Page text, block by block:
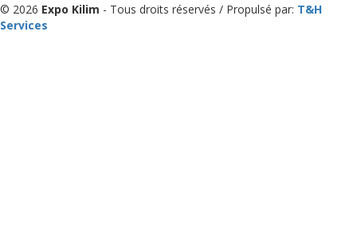
© 2026 Expo Kilim - Tous droits réservés / Propulsé par: T&H
Services